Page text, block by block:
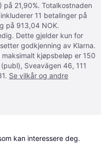
på 21,90%. Totalkostnaden
11 betalinger på
på 913,04 NOK.
Dette gjelder kun for
godkjenning av Klarna.
kjøpsbeløp er 150
Sveavägen 46, 111
Se vilkår og andre